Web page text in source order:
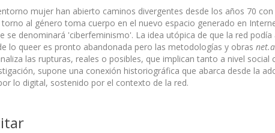
mujer han abierto caminos divergentes desde los años 70
torno al género toma cuerpo en el nuevo espacio generado en
se denominará 'ciberfeminismo'. La idea utópica de que la red
lo queer es pronto abandonada pero las metodologías y obras
las rupturas, reales o posibles, que implican tanto a nivel
supone una conexión historiográfica que abarca desde la
lo digital, sostenido por el contexto de la red.